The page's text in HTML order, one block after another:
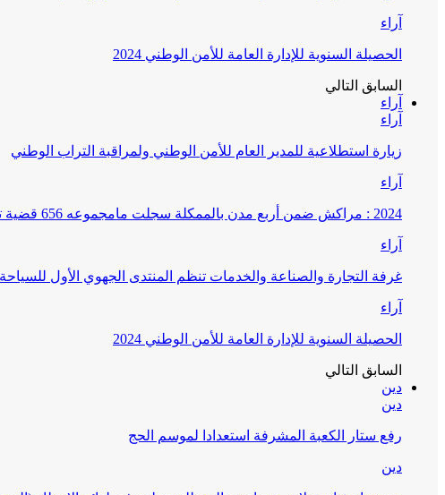
آراء
الحصيلة السنوية للإدارة العامة للأمن الوطني 2024
السابق التالي
آراء
آراء
زيارة استطلاعية للمدير العام للأمن الوطني ولمراقبة التراب الوطني
آراء
2024 : مراكش ضمن أربع مدن بالممكلة سجلت مامجموعه 656 قضية تتعلق بغسيل الأموال
آراء
غرفة التجارة والصناعة والخدمات تنظم المنتدى الجهوي الأول
آراء
الحصيلة السنوية للإدارة العامة للأمن الوطني 2024
السابق التالي
دين
دين
رفع ستار الكعبة المشرفة استعدادا لموسم الحج
دين